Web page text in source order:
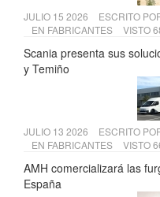
JULIO 15 2026 ESCRITO
EN FABRICANTES VISTO
Scania presenta sus
y Temiño
JULIO 13 2026 ESCRITO
EN FABRICANTES VISTO
AMH comercializará las
España